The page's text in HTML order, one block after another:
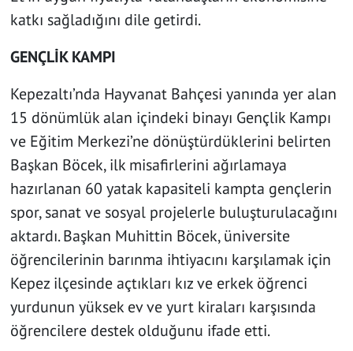
katkı sağladığını dile getirdi.
GENÇLİK KAMPI
Kepezaltı’nda Hayvanat Bahçesi yanında yer alan
15 dönümlük alan içindeki binayı Gençlik Kampı
ve Eğitim Merkezi’ne dönüştürdüklerini belirten
Başkan Böcek, ilk misafirlerini ağırlamaya
hazırlanan 60 yatak kapasiteli kampta gençlerin
spor, sanat ve sosyal projelerle buluşturulacağını
aktardı. Başkan Muhittin Böcek, üniversite
öğrencilerinin barınma ihtiyacını karşılamak için
Kepez ilçesinde açtıkları kız ve erkek öğrenci
yurdunun yüksek ev ve yurt kiraları karşısında
öğrencilere destek olduğunu ifade etti.